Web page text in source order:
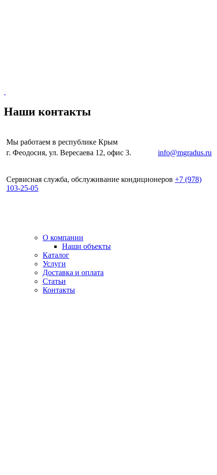
Наши контакты
Мы работаем в республике Крым
г. Феодосия, ул. Вересаева 12, офис 3.
info@mgradus.ru
Сервисная служба, обслуживание кондиционеров +7 (978)
103-25-05
О компании
Наши объекты
Каталог
Услуги
Доставка и оплата
Статьи
Контакты